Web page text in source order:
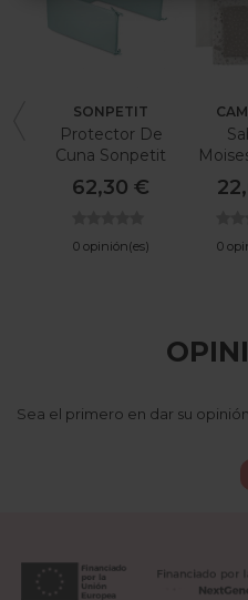
SONPETIT
Protector De
Cuna Sonpetit
70 Verde Menta
62,30 €
0 opinión(es)
Pcs
Cm
0
Sea el primero en dar su